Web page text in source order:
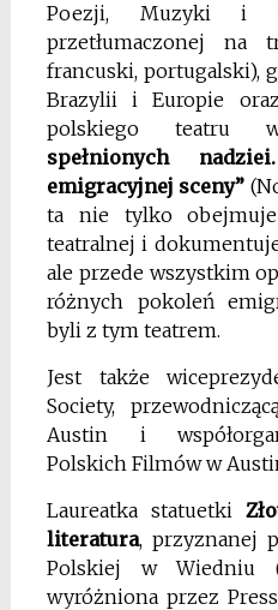
Poezji, Muzyki i
przetłumaczonej na
francuski, portugalski),
Brazylii i Europie
polskiego teatru
spełnionych
emigracyjnej sceny”
ta nie tylko
teatralnej i
ale przede wszystkim
różnych pokoleń
byli z tym teatrem.
Jest także
Society,
Austin i
Polskich Filmów w
Laureatka statuetki
literatura, przyznanej
Polskiej w Wiedniu
wyróżniona przez